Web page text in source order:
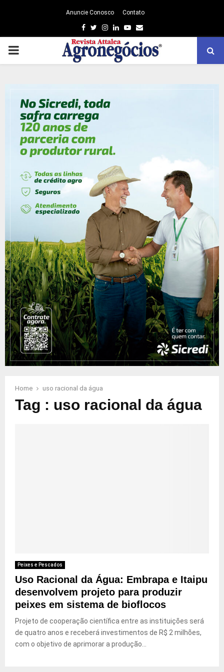
Anuncie Conosco Contato
Facebook
TwitterInstagram
LinkedinYoutube
Email
PRIMARY
Home uso racional da água
Tag : uso racional da água
Peixes e Pescados
Uso Racional da Água: Embrapa e Itaipu
desenvolvem projeto para produzir
peixes em sistema de bioflocos
Projeto de cooperação científica entre as instituições será
de quatro anos e receberá investimentos de R$ 2 milhões,
com o objetivo de aprimorar a produção...